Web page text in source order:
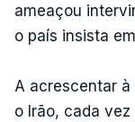
ameaçou
o país insista
A acrescentar à
o Irão, cada